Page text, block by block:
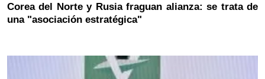
Corea del Norte y Rusia fraguan alianza: se trata de
una "asociación estratégica"